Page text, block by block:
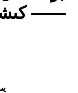
——